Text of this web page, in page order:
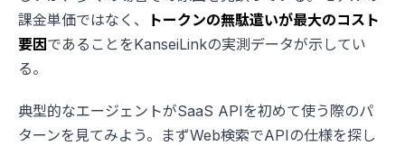
課金単価ではなく、
トークンの無駄遣いが最大のコスト
要因 であることをKanseiLinkの実測データが示してい
る。
典型的なエージェントがSaaS APIを初めて使う際のパ
ターンを見てみよう。まずWeb検索でAPIの仕様を探し